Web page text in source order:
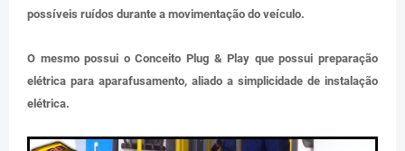
possíveis ruídos durante a movimentação do veículo.
O mesmo possui o Conceito Plug & Play que possui preparação
elétrica para aparafusamento, aliado a simplicidade de instalação
elétrica.